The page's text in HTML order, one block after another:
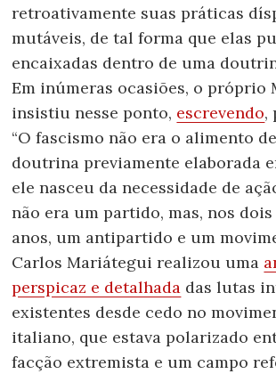
retroativamente suas práticas
mutáveis, de tal forma que elas
encaixadas dentro de uma
Em inúmeras ocasiões, o próprio
insistiu nesse ponto, escrevendo,
“O fascismo não era o alimento
doutrina previamente elaborada
ele nasceu da necessidade de
não era um partido, mas, nos
anos, um antipartido e um
Carlos Mariátegui realizou uma
perspicaz e detalhada das lutas
existentes desde cedo no
italiano, que estava polarizado
facção extremista e um campo